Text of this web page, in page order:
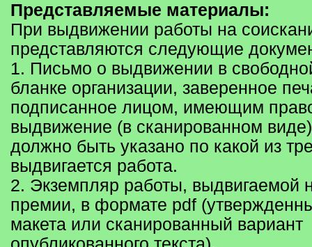
Представляемые материалы:
При выдвижении работы на
представляются следующие
1. Письмо о выдвижении в
бланке организации, заверенное
подписанное лицом, имеющим
выдвижение (в сканированном
должно быть указано по какой из
выдвигается работа.
2. Экземпляр работы, выдвигаемой
премии, в формате pdf
макета или сканированный вариант